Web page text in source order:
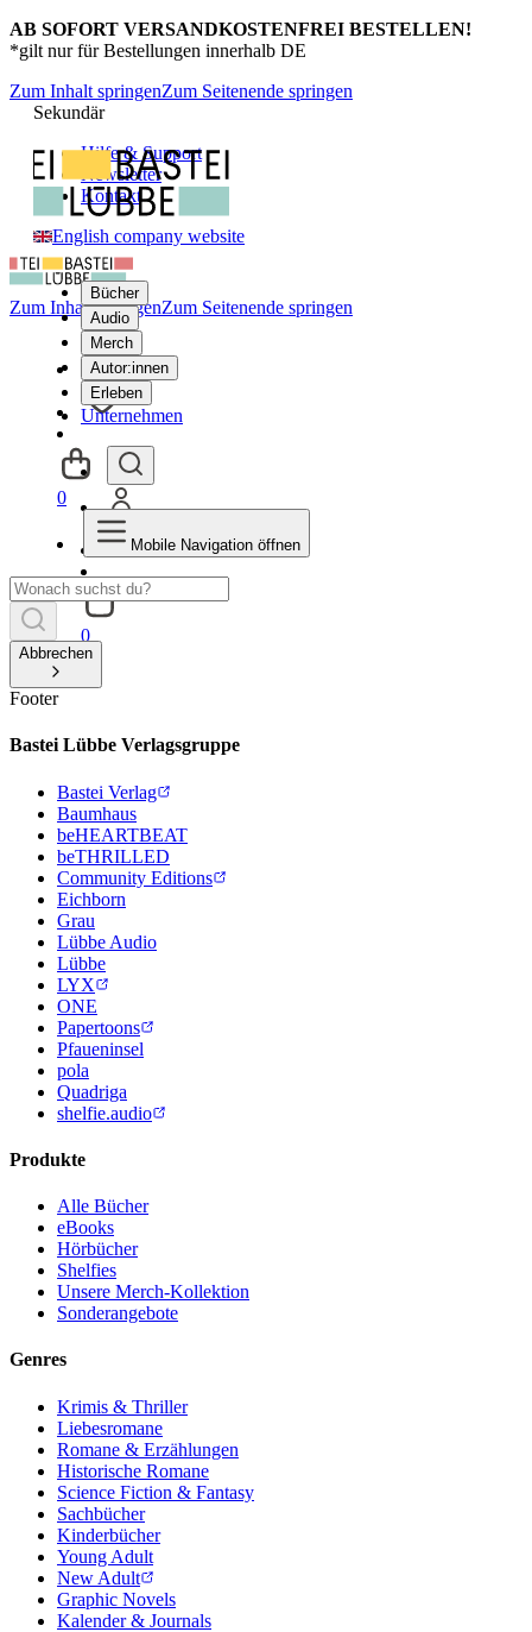
AB SOFORT VERSANDKOSTENFREI BESTELLEN!
*gilt nur für Bestellungen innerhalb DE
Zum Inhalt springenZum Seitenende springen
Sekundär
Hilfe & Support
Newsletter
Kontakt
English company website
Bücher
Audio
Merch
Autor:innen
Erleben
Unternehmen
0
Zum Inhalt springenZum Seitenende springen
0
Mobile Navigation öffnen
Abbrechen
Footer
Bastei Lübbe Verlagsgruppe
Bastei Verlag
Baumhaus
beHEARTBEAT
beTHRILLED
Community Editions
Eichborn
Grau
Lübbe Audio
Lübbe
LYX
ONE
Papertoons
Pfaueninsel
pola
Quadriga
shelfie.audio
Produkte
Alle Bücher
eBooks
Hörbücher
Shelfies
Unsere Merch-Kollektion
Sonderangebote
Genres
Krimis & Thriller
Liebesromane
Romane & Erzählungen
Historische Romane
Science Fiction & Fantasy
Sachbücher
Kinderbücher
Young Adult
New Adult
Graphic Novels
Kalender & Journals